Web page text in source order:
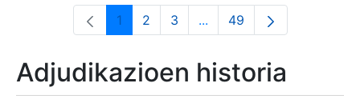
Orrialdea
1 Orrialdea
2 Orrialdea
3 ...Intermediate Pages Use
Orrialdea
49
Adjudikazioen historia